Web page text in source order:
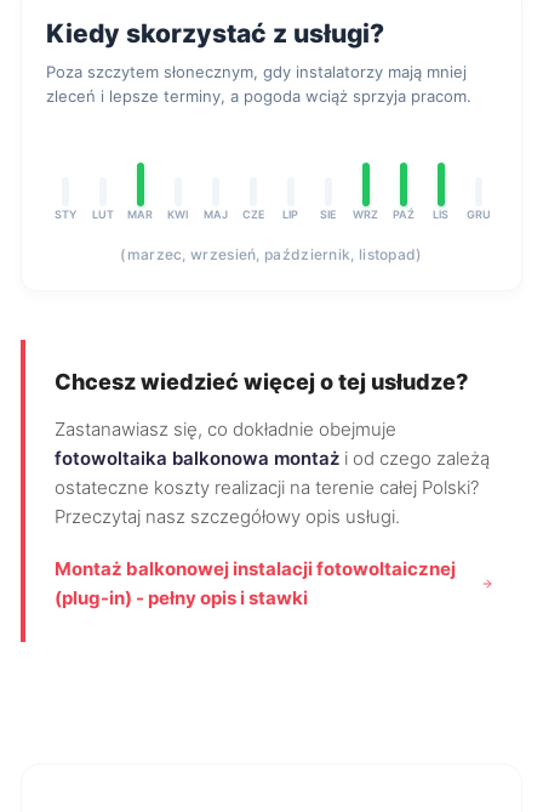
Kiedy skorzystać z usługi?
Poza szczytem słonecznym, gdy instalatorzy mają mniej
zleceń i lepsze terminy, a pogoda wciąż sprzyja pracom.
STY LUT MAR KWI MAJ CZE LIP SIE WRZ PAŹ LIS GRU
(marzec, wrzesień, październik, listopad)
Chcesz wiedzieć więcej o tej usłudze?
Zastanawiasz się, co dokładnie obejmuje
fotowoltaika balkonowa montaż i od czego zależą
ostateczne koszty realizacji na terenie całej Polski?
Przeczytaj nasz szczegółowy opis usługi.
Montaż balkonowej instalacji fotowoltaicznej
(plug-in) - pełny opis i stawki